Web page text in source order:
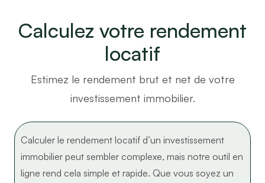
Calculez votre rendement
locatif
Estimez le rendement brut et net de votre
investissement immobilier.
Calculer le rendement locatif d’un investissement
immobilier peut sembler complexe, mais notre outil en
ligne rend cela simple et rapide. Que vous soyez un